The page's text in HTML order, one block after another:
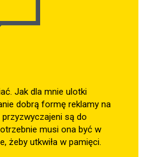
Jak dla mnie ulotki
dobrą formę reklamy na
są do
musi ona być w
żeby utkwiła w pamięci.